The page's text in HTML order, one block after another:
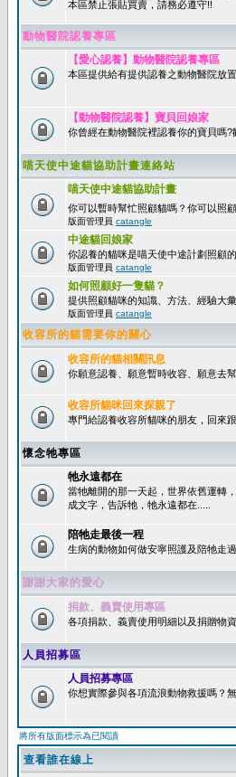
本區禁止張貼買賣，請務必遵守!!
動物醫院認養專區
【愛心認養】動物醫院認養專區
本區提供給有提供認養之動物醫院放
【動物醫院認養】寶貝回娘家
你曾經在動物醫院裡認養你的寶貝嗎
喵天使中途貓協助計畫連絡站
喵天使中途貓協助計畫
你可以暫時幫忙照顧貓嗎？你可以照
版面管理員 catangle
中途貓回娘家
你認養的貓咪是喵天使中途計劃照顧
版面管理員 catangle
如何照顧好一隻貓？
提供照顧貓咪的知識、方法、經驗大
版面管理員 catangle
收容所的貓需要你的關心
收容所的貓相關訊息
你願意認養、願意暫時收容、願意去
收容所貓咪回來探親了
專門給認養收容所貓咪的朋友，回來
懷念牠專區
牠永遠都在
當牠離開的那一天起，世界依舊運轉
成文字，告訴牠，牠永遠都在.....
陪牠走最後一程
生病的動物如何做安寧照護及陪牠走
謝謝大家的愛心
捐款、義賣使用專區
各項捐款、義賣使用明細以及捐贈物
人員招募區
人員招募專區
你想實際參與各項流浪動物救援嗎？
將所有版面標示為已閱讀
查看誰在線上